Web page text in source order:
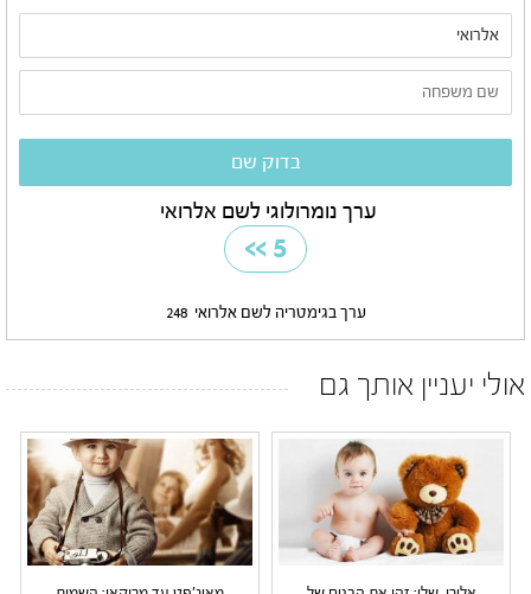
ערך נומרולוגי לשם אלרואי
5
>>
ערך בגימטריה לשם אלרואי 248
אולי יעניין אותך גם